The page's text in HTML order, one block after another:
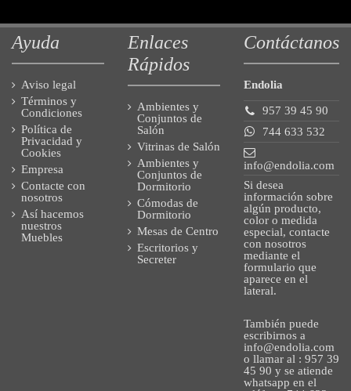
Ayuda
Aviso legal
Términos y
Condiciones
Política de
Privacidad y
Cookies
Empresa
Contacte con
nosotros
Así hacemos
nuestros
Muebles
Enlaces
Rápidos
Ambientes y
Conjuntos de
Salón
Vitrinas de Salón
Ambientes y
Conjuntos de
Dormitorio
Cómodas de
Dormitorio
Mesas de Centro
Escritorios y
Secreter
Contáctanos
Endolia
957 39 45 90
744 633 532
info@endolia.com
Si desea
información sobre
algún producto,
color o medida
especial, contacte
con nosotros
mediante el
formulario que
aparece en el
lateral.
También puede
escribirnos a
info@endolia.com
o llamar al : 957 39
45 90 y se atiende
whatsapp en el